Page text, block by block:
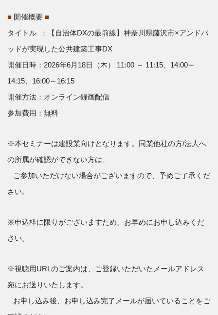
■ 開催概要 ■
タイトル ：【自治体DXの最前線】神奈川県藤沢市×アンドパ
ッドが実現した公共建築工事DX
開催日時：2026年6月18日（木） 11:00 ～ 11:15、 14:00～
14:15、 16:00～16:15
開催方法：オンライン録画配信
参加費用：無料
※本セミナーは建設業向けとなります。同業他社の方/法人へ
の所属が確認ができない方は、
ご参加いただけない場合がございますので、予めご了承くだ
さい。
※申込枠に限りがございますため、お早めにお申し込みくだ
さい。
※視聴用URLのご案内は、ご登録いただいたメールアドレス
宛にお送りいたします。
お申し込み後、お申し込み完了メールが届いていることをご